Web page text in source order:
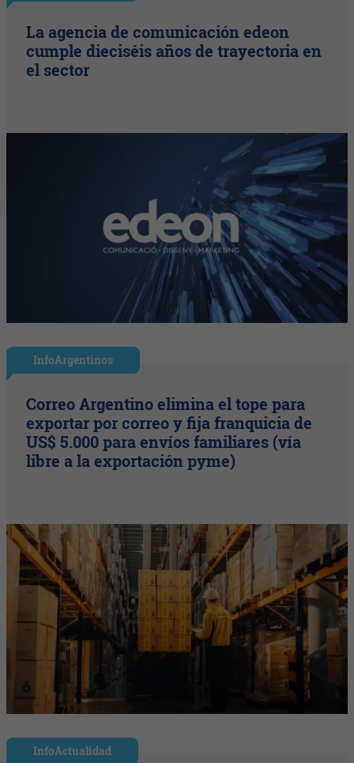
La agencia de comunicación edeon
cumple dieciséis años de trayectoria en
el sector
InfoArgentinos
Correo Argentino elimina el tope para
exportar por correo y fija franquicia de
US$ 5.000 para envíos familiares (vía
libre a la exportación pyme)
InfoActualidad